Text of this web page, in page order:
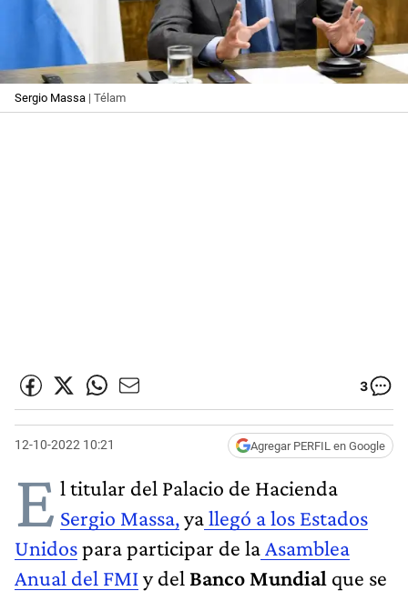
Sergio Massa | Télam
3
12-10-2022 10:21 Agregar PERFIL en Google
E l titular del Palacio de Hacienda
Sergio Massa,yallegó a los Estados
Unidospara participar de la Asamblea
Anual del FMIy del Banco Mundial que se